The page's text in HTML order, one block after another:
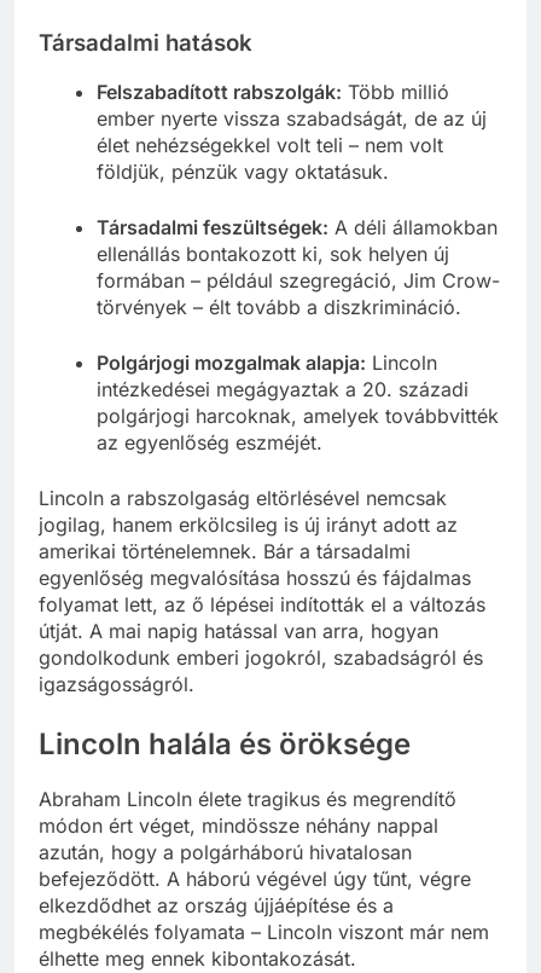
Társadalmi hatások
Felszabadított rabszolgák: Több millió
ember nyerte vissza szabadságát, de az új
élet nehézségekkel volt teli – nem volt
földjük, pénzük vagy oktatásuk.
Társadalmi feszültségek: A déli államokban
ellenállás bontakozott ki, sok helyen új
formában – például szegregáció, Jim Crow-
törvények – élt tovább a diszkrimináció.
Polgárjogi mozgalmak alapja: Lincoln
intézkedései megágyaztak a 20. századi
polgárjogi harcoknak, amelyek továbbvitték
az egyenlőség eszméjét.
Lincoln a rabszolgaság eltörlésével nemcsak
jogilag, hanem erkölcsileg is új irányt adott az
amerikai történelemnek. Bár a társadalmi
egyenlőség megvalósítása hosszú és fájdalmas
folyamat lett, az ő lépései indították el a változás
útját. A mai napig hatással van arra, hogyan
gondolkodunk emberi jogokról, szabadságról és
igazságosságról.
Lincoln halála és öröksége
Abraham Lincoln élete tragikus és megrendítő
módon ért véget, mindössze néhány nappal
azután, hogy a polgárháború hivatalosan
befejeződött. A háború végével úgy tűnt, végre
elkezdődhet az ország újjáépítése és a
megbékélés folyamata – Lincoln viszont már nem
élhette meg ennek kibontakozását.